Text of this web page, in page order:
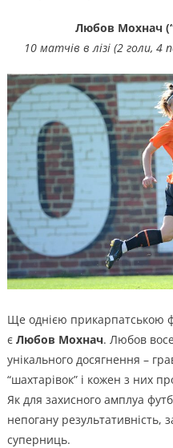
Любов Мохнач
10 матчів в лізі (2 голи, 4
Ще однією прикарпатською
є Любов Мохнач. Любов
унікального досягнення –
“шахтарівок” і кожен з них
Як для захисного амплуа
непогану результативність,
суперниць.